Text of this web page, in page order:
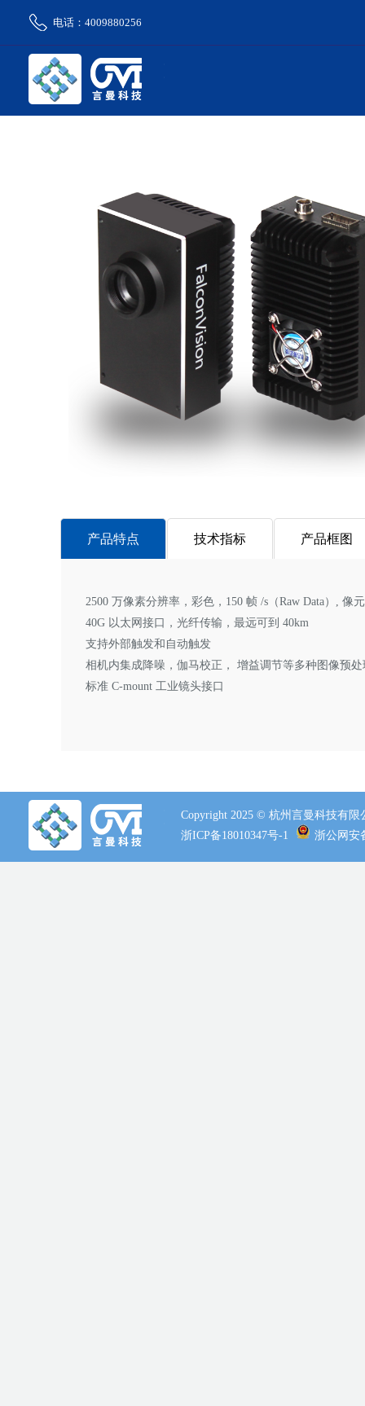
电话：4009880256
产品特点 技术指标 产品框图
2500 万像素分辨率，彩色，150 帧 /s（Raw Data）, 像
40G 以太网接口，光纤传输，最远可到 40km
支持外部触发和自动触发
相机内集成降噪，伽马校正， 增益调节等多种图像预
标准 C-mount 工业镜头接口
Copyright 2025 © 杭州言曼科技有
浙ICP备18010347号-1
浙公网安